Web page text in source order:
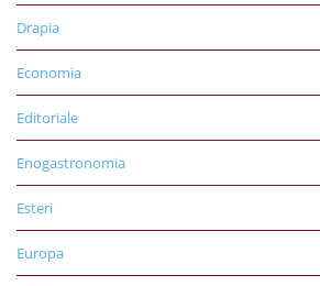
Drapia
Economia
Editoriale
Enogastronomia
Esteri
Europa